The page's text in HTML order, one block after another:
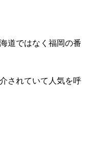
道ではなく福岡の番
されていて人気を呼